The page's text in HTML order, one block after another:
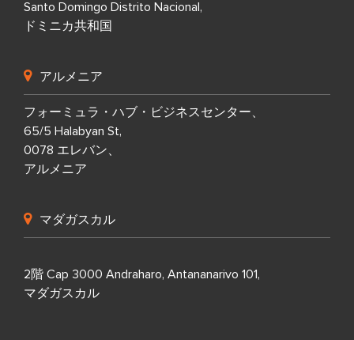
Santo Domingo Distrito Nacional,
ドミニカ共和国
アルメニア
フォーミュラ・ハブ・ビジネスセンター、
65/5 Halabyan St,
0078 エレバン、
アルメニア
マダガスカル
2階 Cap 3000 Andraharo, Antananarivo 101,
マダガスカル